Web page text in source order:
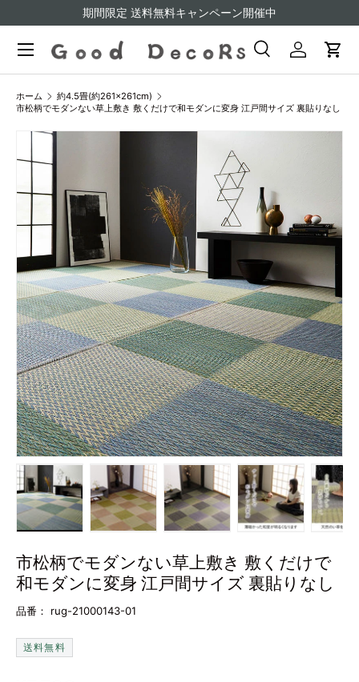
コンテンツへスキップ
期間限定 送料無料キャンペーン開催中
検索
検索 ログインカー
ホーム
約4.5畳(約261×261cm)
市松柄でモダンない草上敷き 敷くだけで和モダンに変身 江戸間サイズ 裏貼りなし
商品情報にスキップ
市松柄でモダンない草上敷き 敷くだけで
和モダンに変身 江戸間サイズ 裏貼りなし
品番： rug-21000143-01
送料無料